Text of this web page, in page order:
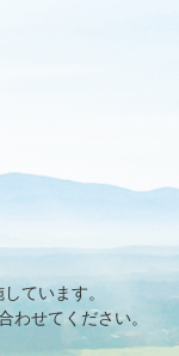
ています。
わせてください。